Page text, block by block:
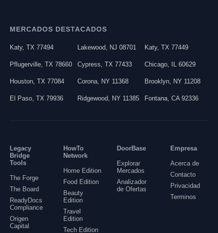
MERCADOS DESTACADOS
Katy, TX 77494 Lakewood, NJ 08701 Katy,TX 77449
Pflugerville TX 78660 Cypress TX 77433 Chicago IL 60629
Houston TX 77084 Corona, NY 11368 Brooklyn NY 11208
El Paso TX 79936 Ridgewood, NY 11385 Fontana ,CA 92336
Legacy
Bridge
Tools
The Forge
The Board
ReadyDocs
Compliance
Origen
Capital
HowTo
Network
Home Edition
Food Edition
Beauty
Edition
Travel
Edition
Tech Edition
DoorBase
Explorar
Mercados
Analizador
de Ofertas
Empresa
Acerca de
Contacto
Privacidad
Terminos